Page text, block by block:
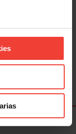
a la jubilación